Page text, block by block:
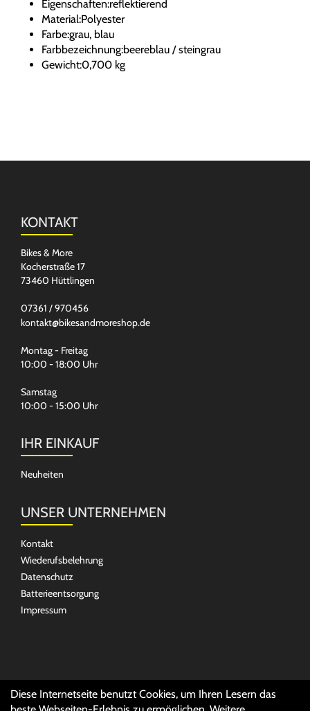
Eigenschaften:reflektierend
Material:Polyester
Farbe:grau, blau
Farbbezeichnung:beereblau / steingrau
Gewicht:0,700 kg
KONTAKT
Bikes & More
Kocherstraße 17
73460 Hüttlingen
07361 / 970456
kontakt@bikesandmoreshop.de
Montag - Freitag
10:00 - 18:00 Uhr
Samstag
10:00 - 15:00 Uhr
IHR EINKAUF
Neuheiten
UNSER UNTERNEHMEN
Kontakt
Wiederufsbelehrung
Datenschutz
Batterieentsorgung
Impressum
SOCIAL MEDIA
Diese Internetseite benutzt Cookies, um Ihren Lesern das